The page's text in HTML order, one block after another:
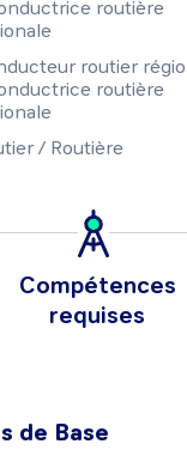
routière
routier
routière
/ Routière
Compétences
requises
de Base